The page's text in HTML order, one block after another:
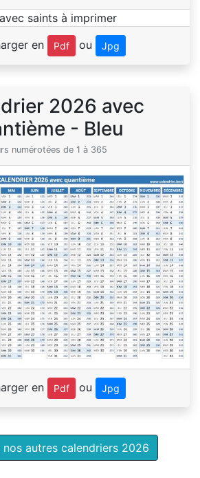
en Pdf ou Jpg
2026 avec
- Bleu
numérotées de 1 à 365
en Pdf ou Jpg
nos autres calendriers 2026